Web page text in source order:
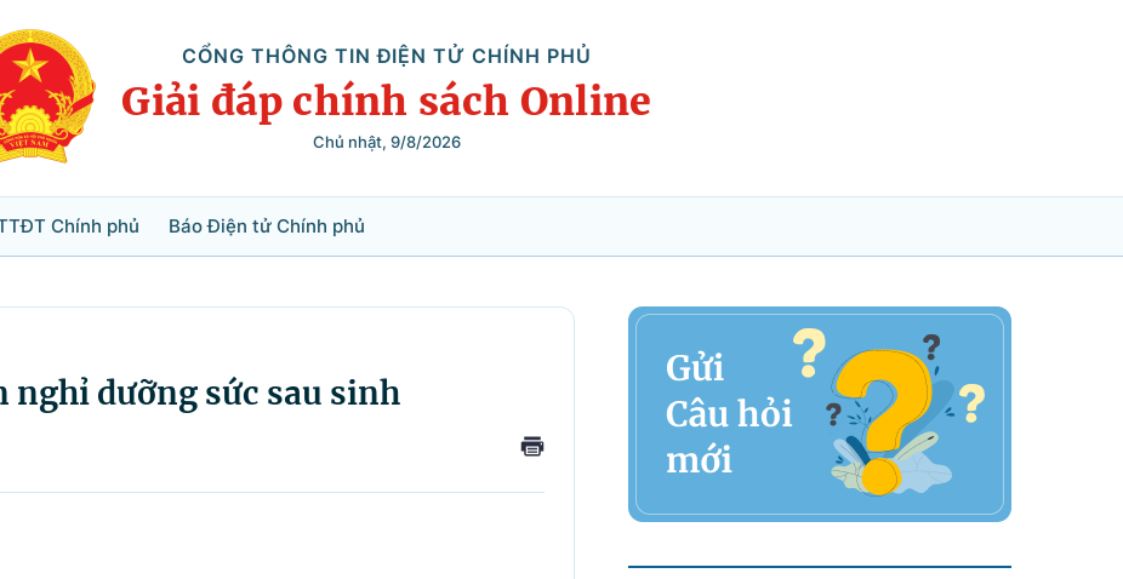
CỔNG THÔNG TIN ĐIỆN TỬ CHÍNH PHỦ
Giải đáp chính sách Online
Chủ nhật, 9/8/2026
Chính phủ Báo Điện tử Chính phủ
Tìm kiếm
dưỡng sức sau sinh